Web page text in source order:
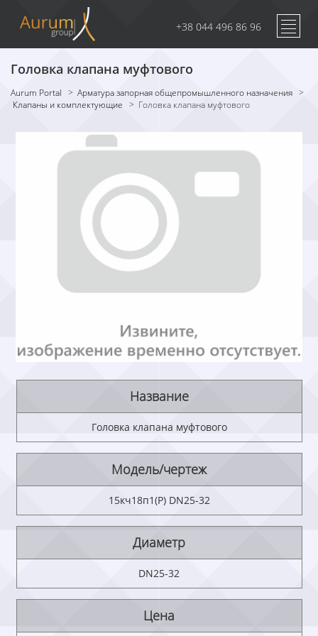
+38 044 496 86 96
Головка клапана муфтового
Aurum Portal > Арматура запорная общепромышленного назначения >
Клапаны и комплектующие > Головка клапана муфтового
Название
Головка клапана муфтового
Модель/чертеж
15кч18п1(Р) DN25-32
Диаметр
DN25-32
Цена